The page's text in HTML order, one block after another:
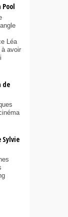
Pool
Léa
à avoir
de
Sylvie